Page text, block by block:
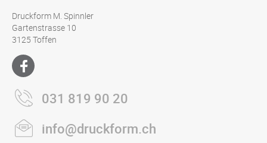
Druckform M. Spinnler
Gartenstrasse 10
3125 Toffen
031 819 90 20
info@druckform.ch